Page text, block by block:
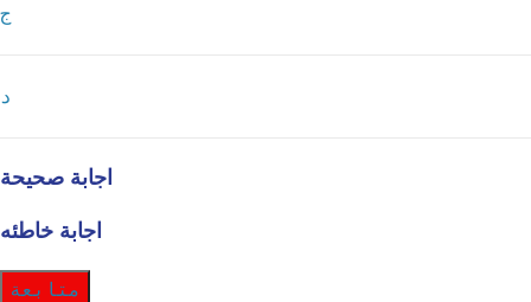
ج
د
اجابة صحيحة
اجابة خاطئه
متابعة